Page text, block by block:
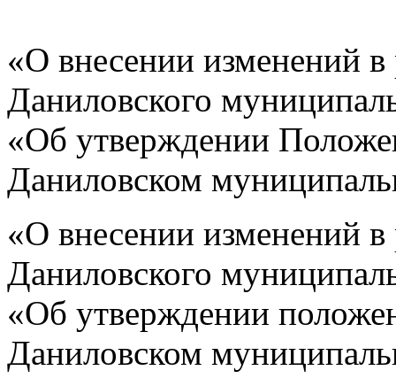
«О внесении изменений
Даниловского
«Об утверждении
Даниловском
«О внесении изменений
Даниловского
«Об утверждении
Даниловском